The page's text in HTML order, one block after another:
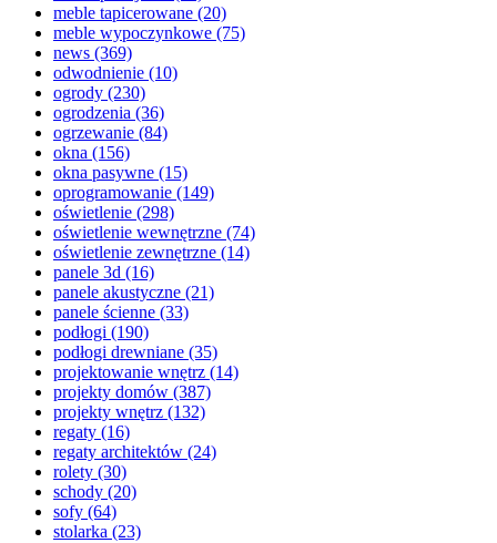
meble tapicerowane (20)
meble wypoczynkowe (75)
news (369)
odwodnienie (10)
ogrody (230)
ogrodzenia (36)
ogrzewanie (84)
okna (156)
okna pasywne (15)
oprogramowanie (149)
oświetlenie (298)
oświetlenie wewnętrzne (74)
oświetlenie zewnętrzne (14)
panele 3d (16)
panele akustyczne (21)
panele ścienne (33)
podłogi (190)
podłogi drewniane (35)
projektowanie wnętrz (14)
projekty domów (387)
projekty wnętrz (132)
regaty (16)
regaty architektów (24)
rolety (30)
schody (20)
sofy (64)
stolarka (23)